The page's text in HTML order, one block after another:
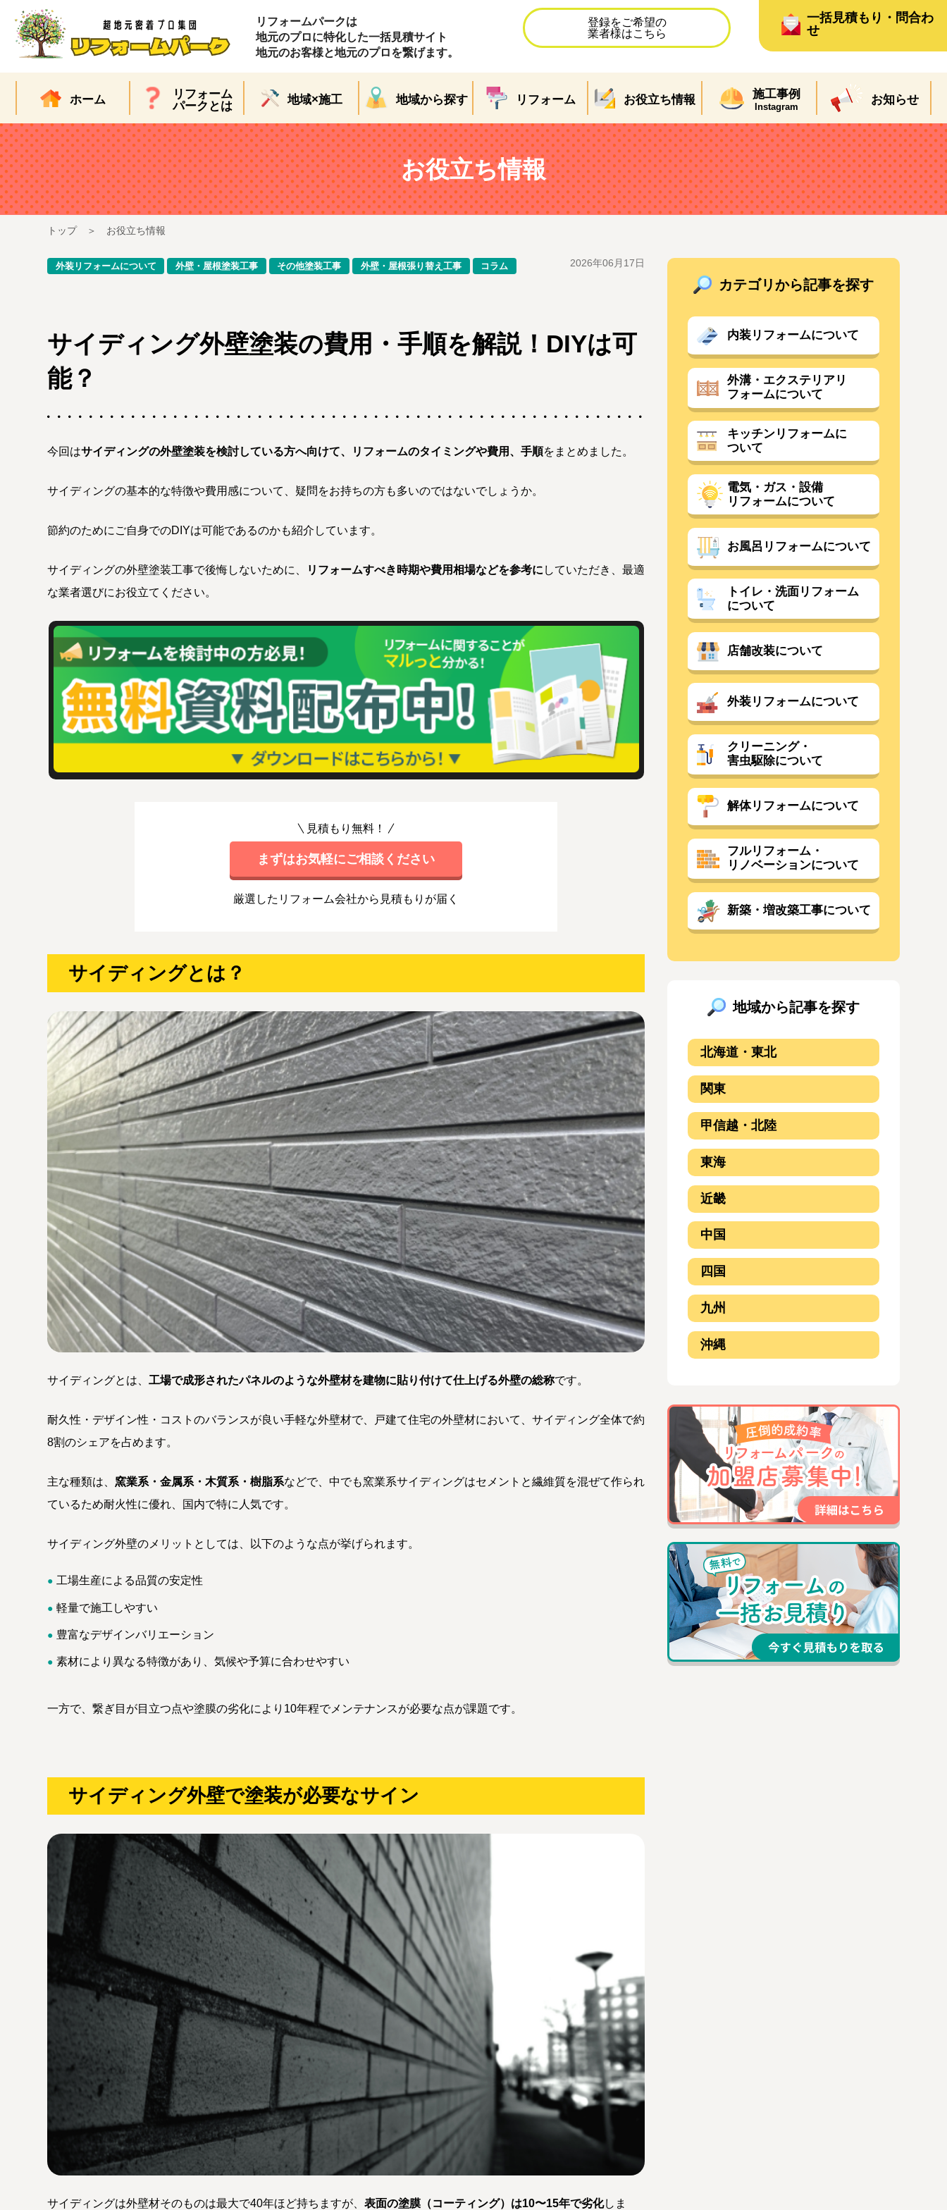
リフォームパークは
地元のプロに特化した一括見積サイト
地元のお客様と地元のプロを繋げます。
登録をご希望の
業者様はこちら
一括見積もり・問合わ
せ
ホーム
リフォーム
パークとは
地域×施工 地域から探す リフォーム お役立ち情報 施工事例
Instagram お知らせ
お役立ち情報
トップ お役立ち情報
外装リフォームについて 外壁・屋根塗装工事 その他塗装工事 外壁・屋根張り替え工事 コラム 2026年06月17日
サイディング外壁塗装の費用・手順を解説！DIYは可
能？
今回はサイディングの外壁塗装を検討している方へ向けて、リフォームのタイミングや費用、手順をまとめました。
サイディングの基本的な特徴や費用感について、疑問をお持ちの方も多いのではないでしょうか。
節約のためにご自身でのDIYは可能であるのかも紹介しています。
サイディングの外壁塗装工事で後悔しないために、 リフォームすべき時期や費用相場などを参考に していただき、最適
な業者選びにお役立てください。
見積もり無料！
まずはお気軽にご相談ください
厳選したリフォーム会社から見積もりが届く
サイディングとは？
サイディングとは、 工場で成形されたパネルのような外壁材を建物に貼り付けて仕上げる外壁の総称です。
耐久性・デザイン性・コストのバランスが良い手軽な外壁材で、戸建て住宅の外壁材において、サイディング全体で約
8割のシェアを占めます。
主な種類は、 窯業系・金属系・木質系・樹脂系などで、中でも窯業系サイディングはセメントと繊維質を混ぜて作られ
ているため耐火性に優れ、国内で特に人気です。
サイディング外壁のメリットとしては、以下のような点が挙げられます。
工場生産による品質の安定性
軽量で施工しやすい
豊富なデザインバリエーション
素材により異なる特徴があり、気候や予算に合わせやすい
一方で、繋ぎ目が目立つ点や塗膜の劣化により10年程でメンテナンスが必要な点が課題です。
サイディング外壁で塗装が必要なサイン
サイディングは外壁材そのものは最大で40年ほど持ちますが、 表面の塗膜（コーティング）は10〜15年で劣化しま
カテゴリから記事を探す
内装リフォームについて
外溝・エクステリアリ
フォームについて
キッチンリフォームに
ついて
電気・ガス・設備
リフォームについて
お風呂リフォームについて
トイレ・洗面リフォーム
について
店舗改装について
外装リフォームについて
クリーニング・
害虫駆除について
解体リフォームについて
フルリフォーム・
リノベーションについて
新築・増改築工事について
地域から記事を探す
北海道・東北
関東
甲信越・北陸
東海
近畿
中国
四国
九州
沖縄